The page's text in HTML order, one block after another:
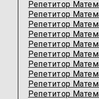
Репетитор
Репетитор
Репетитор
Репетитор
Репетитор
Репетитор
Репетитор
Репетитор
Репетитор
Репетитор